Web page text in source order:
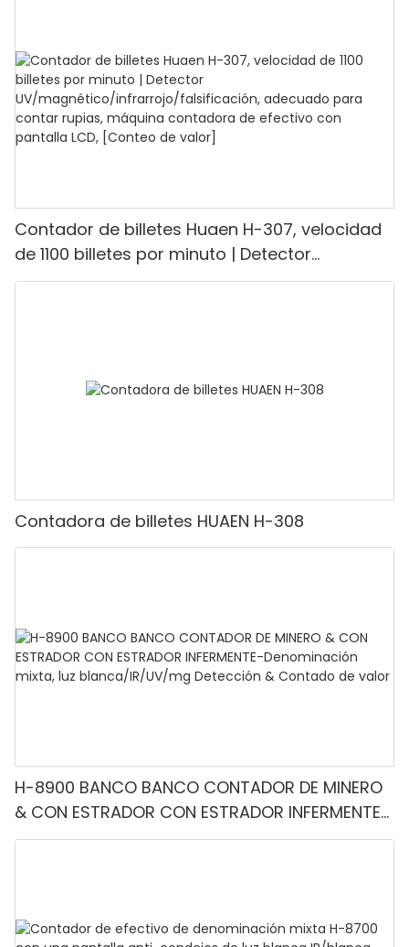
restaurantes.
Contador de billetes Huaen H-307, velocidad
de 1100 billetes por minuto | Detector
UV/magnético/infrarrojo/falsificación,
Contadora de billetes HUAEN H-308
H-8900 BANCO BANCO CONTADOR DE MINERO
& CON ESTRADOR CON ESTRADOR INFERMENTE-
Denominación mixta, luz blanca/IR/UV/mg